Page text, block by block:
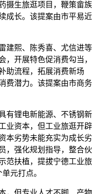
摄生旅逛项目，鞭策畲族
成长。该提案由市平易近
熙、陈秀喜、尤信进等
，开展特色促消费勾当，
助流程，拓展消费新场
费潜力。该提案由市商务
锂电新能源、不锈钢新
业资本，但工业旅逛开辟
本劣势未能充实为成长劣
，强化规划指导，整合伙
范扶植，提拔宁德工业旅
元打点。